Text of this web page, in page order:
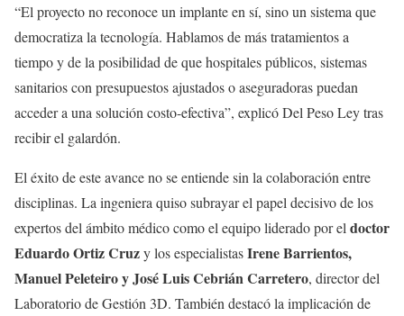
“El proyecto no reconoce un implante en sí, sino un sistema que
democratiza la tecnología. Hablamos de más tratamientos a
tiempo y de la posibilidad de que hospitales públicos, sistemas
sanitarios con presupuestos ajustados o aseguradoras puedan
acceder a una solución costo-efectiva”, explicó Del Peso Ley tras
recibir el galardón.
El éxito de este avance no se entiende sin la colaboración entre
disciplinas. La ingeniera quiso subrayar el papel decisivo de los
expertos del ámbito médico como el equipo liderado por el doctor
Eduardo Ortiz Cruzy los especialistasIrene Barrientos,
Manuel Peleteiro y José Luis Cebrián Carretero, director del
Laboratorio de Gestión 3D. También destacó la implicación de